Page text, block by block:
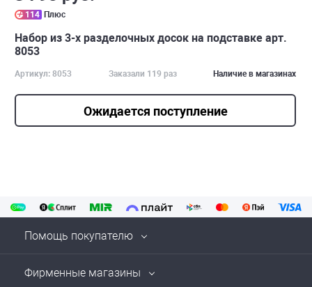
114 Плюс
Набор из 3-х разделочных досок на подставке арт.
8053
Артикул: 8053 Заказали 119 раз Наличие в магазинах
Ожидается поступление
Помощь покупателю
Фирменные магазины